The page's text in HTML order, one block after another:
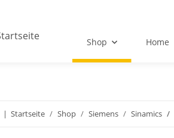
Shop Home
Startseite Shop Siemens Sinamics